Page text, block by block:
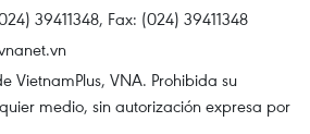
39411348, Fax: (024) 39411348
VietnamPlus, VNA. Prohibida su
medio, sin autorización expresa por